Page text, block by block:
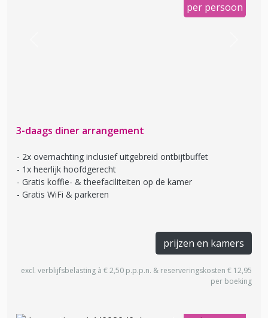
per persoon
3-daags diner arrangement
2x overnachting inclusief uitgebreid ontbijtbuffet
1x heerlijk hoofdgerecht
Gratis koffie- & theefaciliteiten op de kamer
Gratis WiFi & parkeren
prijzen en kamers
excl. verblijfsbelasting à € 2,50 p.p.p.n. & reserveringskosten € 12,95
per boeking